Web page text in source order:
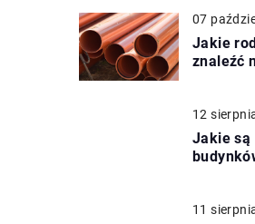
07
Jakie
znaleźć
12
Jakie są
11